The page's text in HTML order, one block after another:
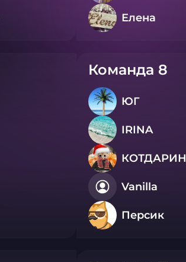
Елена
Команда 8
ЮГ
IRINA
КОТДАРИН
Vanilla
Персик